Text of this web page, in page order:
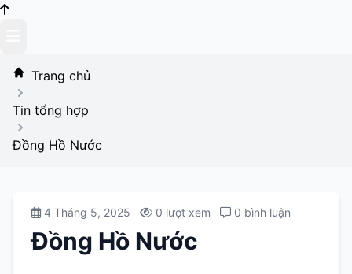
content
Trang chủ
Tin tổng hợp
Đồng Hồ Nước
4 Tháng 5, 2025 0 lượt xem 0 bình luận
Đồng Hồ Nước